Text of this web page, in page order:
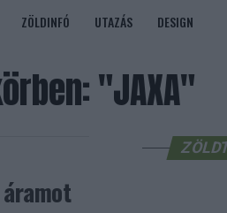
ZÖLDINFÓ UTAZÁS DESIGN
"JAXA"